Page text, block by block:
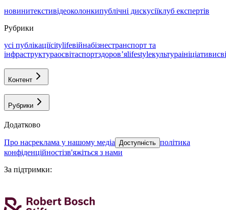
новинитекстивідеоколонкипублічні дискусіїклуб експертів
Рубрики
усі публікаціїcitylifeвійнабізнестранспорт та
інфраструктураосвітаспортздоровʼяlifestyleкультураініціативи
Контент
Рубрики
Додатково
про насреклама у нашому медіа Доступність політика
конфіденційностізв'яжіться з нами
За підтримки: